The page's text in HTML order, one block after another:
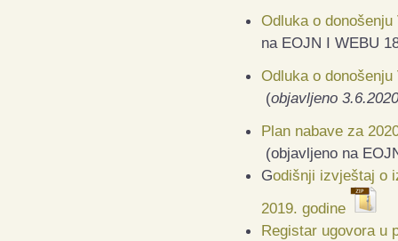
Odluka o
na EOJN I WEBU
Odluka o
(objavljeno
Plan nabave za
(objavljeno na
Godišnji izvještaj o
2019. godine
Registar ugovora u